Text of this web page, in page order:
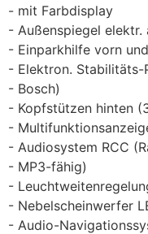
mit Farbdisplay
Außenspiegel elektr.
Einparkhilfe vorn
Elektron. Stabilitäts-
Bosch)
Kopfstützen hinten
Audiosystem RCC
MP3-fähig)
Nebelscheinwerfer
Audio-